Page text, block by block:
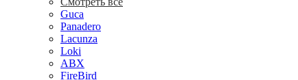
Guca
Panadero
Lacunza
Loki
ABX
FireBird